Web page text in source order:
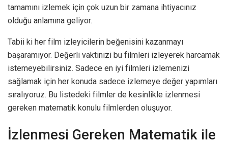
tamamını izlemek için çok uzun bir zamana ihtiyacınız
olduğu anlamına geliyor.
Tabii ki her film izleyicilerin beğenisini kazanmayı
başaramıyor. Değerli vaktinizi bu filmleri izleyerek harcamak
istemeyebilirsiniz. Sadece en iyi filmleri izlemenizi
sağlamak için her konuda sadece izlemeye değer yapımları
sıralıyoruz. Bu listedeki filmler de kesinlikle izlenmesi
gereken matematik konulu filmlerden oluşuyor.
İzlenmesi Gereken Matematik ile